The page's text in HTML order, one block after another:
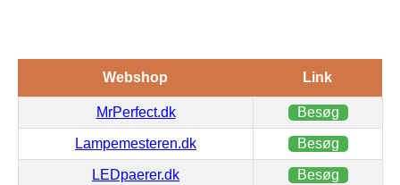
Webshop Link
MrPerfect.dk Besøg
Lampemesteren.dk Besøg
LEDpaerer.dk Besøg